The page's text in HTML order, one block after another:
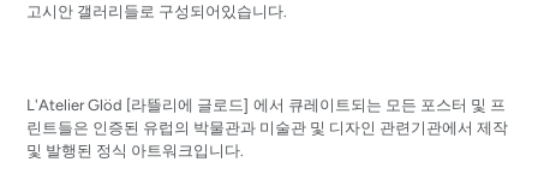
고시안 갤러리들로 구성되어있습니다.
L'Atelier Glöd [라뜰리에 글로드] 에서 큐레이트되는 모든 포스터 및 프
린트들은 인증된 유럽의 박물관과 미술관 및 디자인 관련기관에서 제작
및 발행된 정식 아트워크입니다.